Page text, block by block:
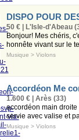
DISPO POUR
50 € | L'Isle-d'Abeau
Bonjour! Mes chéris,
honnête vivant sur le
Musique > Violons
Accordéon Me
1.600 € | Arès (33)
accordéon main
servie avec valise et
Musique > Violons